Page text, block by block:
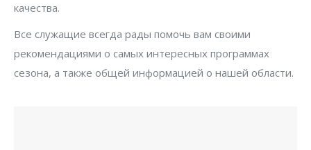
качества.
Все служащие всегда рады помочь вам своими
рекомендациями о самых интересных программах
сезона, а также общей информацией о нашей области.